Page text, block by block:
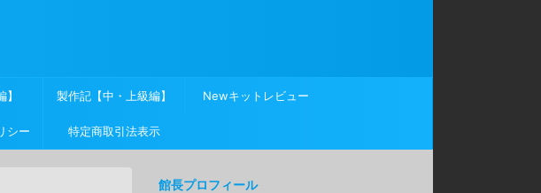
製作記【中・上級編】 Newキットレビュー
シー 特定商取引法表示
館長プロフィール